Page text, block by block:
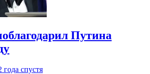
Путина
года спустя